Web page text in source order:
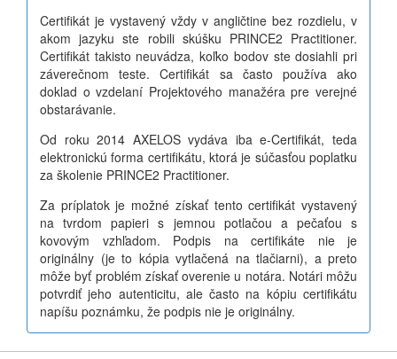
Certifikát je vystavený vždy v angličtine bez rozdielu, v
akom jazyku ste robili skúšku PRINCE2 Practitioner.
Certifikát takisto neuvádza, koľko bodov ste dosiahli pri
záverečnom teste. Certifikát sa často používa ako
doklad o vzdelaní Projektového manažéra pre verejné
obstarávanie.
Od roku 2014 AXELOS vydáva iba e-Certifikát, teda
elektronickú forma certifikátu, ktorá je súčasťou poplatku
za školenie PRINCE2 Practitioner.
Za príplatok je možné získať tento certifikát vystavený
na tvrdom papieri s jemnou potlačou a pečaťou s
kovovým vzhľadom. Podpis na certifikáte nie je
originálny (je to kópia vytlačená na tlačiarni), a preto
môže byť problém získať overenie u notára. Notári môžu
potvrdiť jeho autenticitu, ale často na kópiu certifikátu
napíšu poznámku, že podpis nie je originálny.